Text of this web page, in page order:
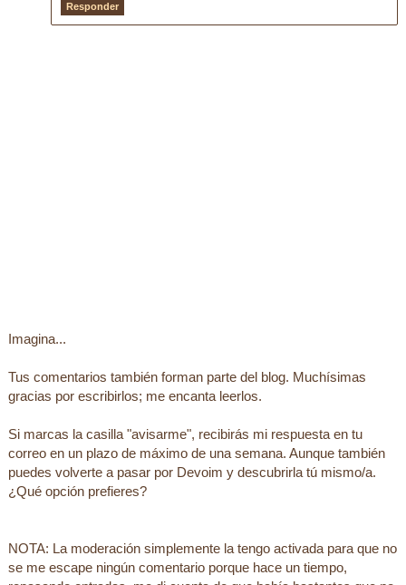
Responder
Imagina...
Tus comentarios también forman parte del blog. Muchísimas
gracias por escribirlos; me encanta leerlos.
Si marcas la casilla "avisarme", recibirás mi respuesta en tu
correo en un plazo de máximo de una semana. Aunque también
puedes volverte a pasar por Devoim y descubrirla tú mismo/a.
¿Qué opción prefieres?
NOTA: La moderación simplemente la tengo activada para que no
se me escape ningún comentario porque hace un tiempo,